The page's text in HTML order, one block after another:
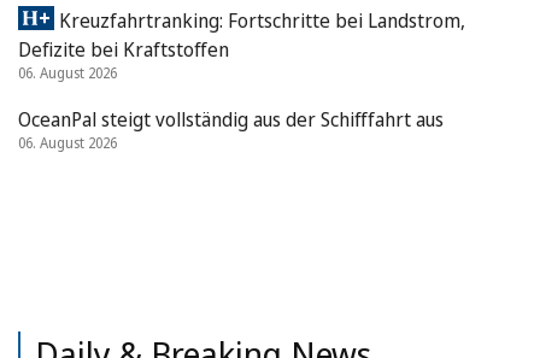
Kreuzfahrtranking: Fortschritte bei Landstrom,
Defizite bei Kraftstoffen
06. August 2026
OceanPal steigt vollständig aus der Schifffahrt aus
06. August 2026